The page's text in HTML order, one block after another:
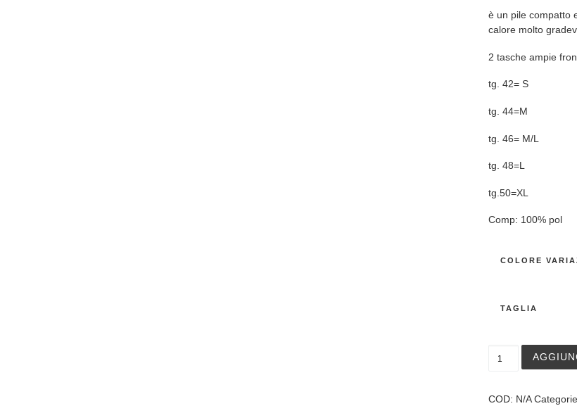
è un pile compatto
calore molto
2 tasche ampie
tg. 42= S
tg. 44=M
tg. 46= M/L
tg. 48=L
tg.50=XL
Comp: 100% pol
COLORE
TAGLIA
Vestaglia
COD: N/A